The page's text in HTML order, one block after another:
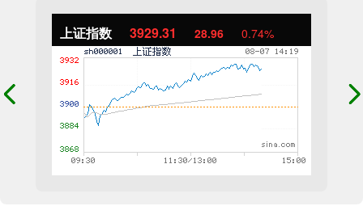
上证指数 3929.31 28.96 0.74%